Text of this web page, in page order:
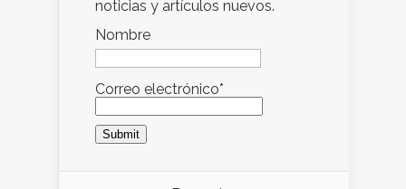
noticias y artículos nuevos.
Nombre
Correo electrónico*